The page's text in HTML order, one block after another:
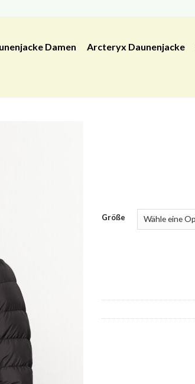
Damen Arcteryx Daunenjacke
Größe